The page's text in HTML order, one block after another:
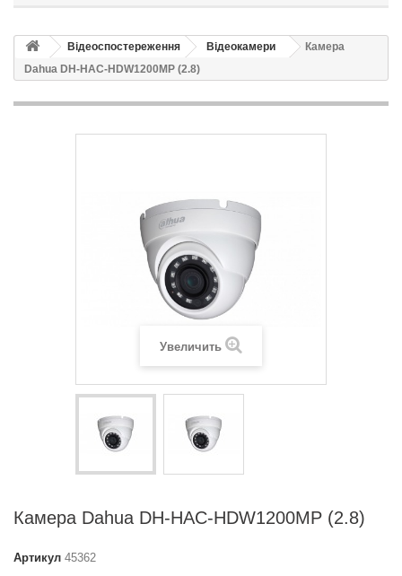
Відеоспостереження Відеокамери
Камера
Dahua DH-HAC-HDW1200MP (2.8)
Увеличить
Камера Dahua DH-HAC-HDW1200MP (2.8)
Артикул 45362